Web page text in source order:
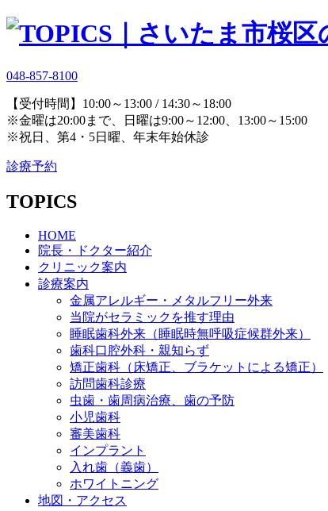
048-857-8100
【受付時間】10:00～13:00 / 14:30～18:00
※金曜は20:00まで、日曜は9:00～12:00、13:00～15:00
※祝日、第4・5日曜、年末年始休診
診療予約
TOPICS
HOME
院長・ドクター紹介
クリニック案内
診療案内
金属アレルギー・メタルフリー外来
当院がセラミックを推す理由
睡眠歯科外来（睡眠時無呼吸症候群外来）
歯科口腔外科・親知らず
矯正歯科（床矯正、ブラケットによる矯正）
訪問歯科診療
虫歯・歯周病治療、歯の予防
小児歯科
審美歯科
インプラント
入れ歯（義歯）
ホワイトニング
地図・アクセス